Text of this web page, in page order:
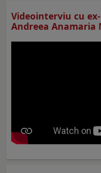
Videointerviu cu
Andreea Anamaria